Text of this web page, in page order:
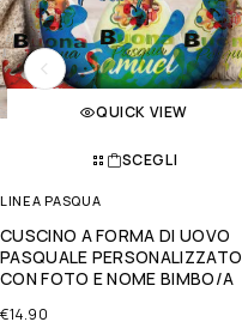
QUICK VIEW
SCEGLI
LINEA PASQUA
CUSCINO A FORMA DI UOVO
PASQUALE PERSONALIZZATO
CON FOTO E NOME BIMBO/A
€14.90